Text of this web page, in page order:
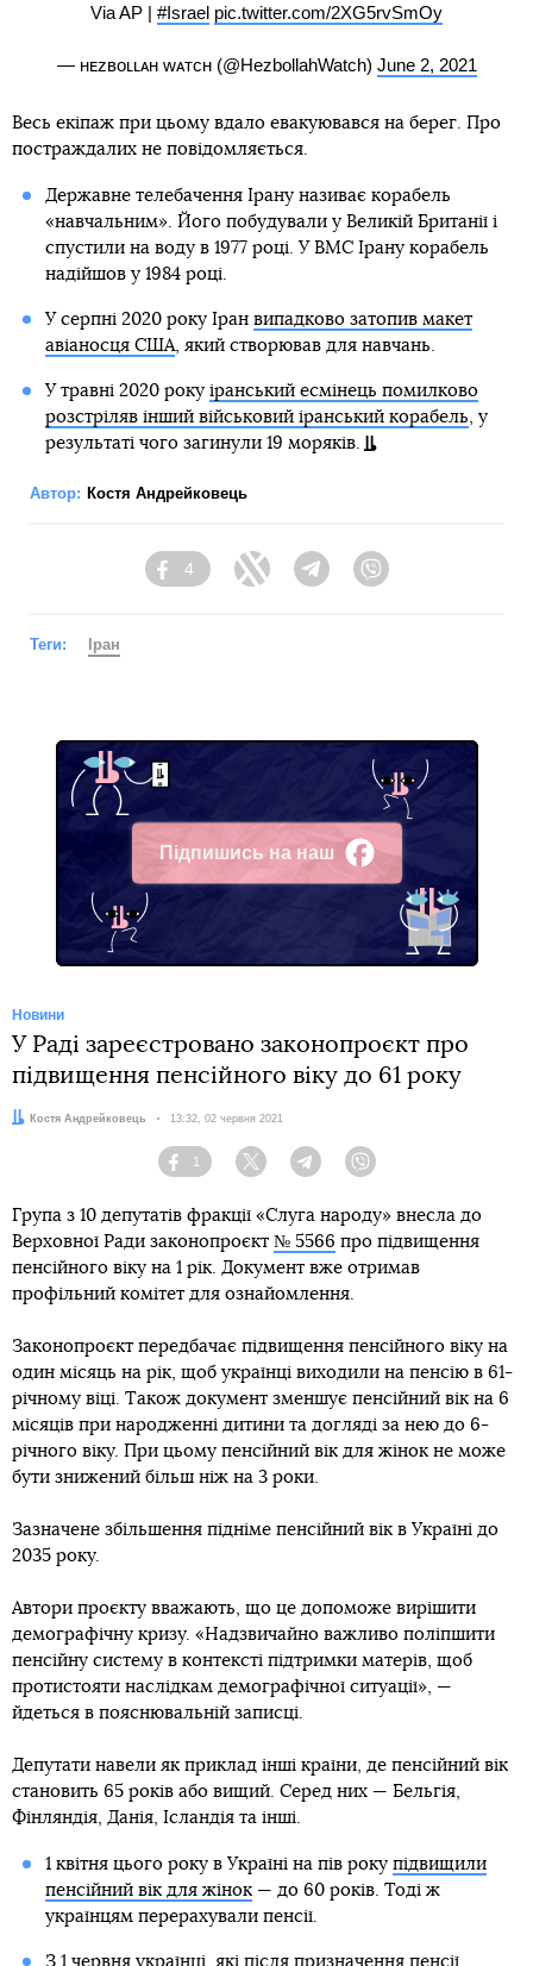
Via AP | #Israel pic.twitter.com/2XG5rvSmOy
— ʜᴇᴢʙᴏʟʟᴀʜ ᴡᴀᴛᴄʜ (@HezbollahWatch) June 2, 2021
Весь екіпаж при цьому вдало евакуювався на берег. Про
постраждалих не повідомляється.
Державне телебачення Ірану називає корабель
«навчальним». Його побудували у Великій Британії і
спустили на воду в 1977 році. У ВМС Ірану корабель
надійшов у 1984 році.
У серпні 2020 року Іран випадково затопив макет
авіаносця США, який створював для навчань.
У травні 2020 року іранський есмінець помилково
розстріляв інший військовий іранський корабель, у
результаті чого загинули 19 моряків.
Автор: Костя Андрейковець
Facebook
4
Twitter TelegramViber
Теги: Іран
Підпишись на наш
Facebook
Новини
У Раді зареєстровано законопроєкт про
підвищення пенсійного віку до 61 року
Автор:Костя Андрейковець Дата:
13:32, 02 червня 2021
Facebook
1
Twitter TelegramViber
Група з 10 депутатів фракції «Слуга народу» внесла до
Верховної Ради законопроєкт № 5566 про підвищення
пенсійного віку на 1 рік. Документ вже отримав
профільний комітет для ознайомлення.
Законопроєкт передбачає підвищення пенсійного віку на
один місяць на рік, щоб українці виходили на пенсію в 61-
річному віці. Також документ зменшує пенсійний вік на 6
місяців при народженні дитини та догляді за нею до 6-
річного віку. При цьому пенсійний вік для жінок не може
бути знижений більш ніж на 3 роки.
Зазначене збільшення підніме пенсійний вік в Україні до
2035 року.
Автори проєкту вважають, що це допоможе вирішити
демографічну кризу. «Надзвичайно важливо поліпшити
пенсійну систему в контексті підтримки матерів, щоб
протистояти наслідкам демографічної ситуації», —
йдеться в пояснювальній записці.
Депутати навели як приклад інші країни, де пенсійний вік
становить 65 років або вищий. Серед них — Бельгія,
Фінляндія, Данія, Ісландія та інші.
1 квітня цього року в Україні на пів року підвищили
пенсійний вік для жінок— до 60 років. Тоді ж
українцям перерахували пенсії.
З 1 червня українці, які після призначення пенсії